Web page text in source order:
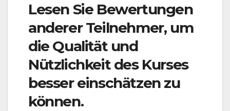
Lesen Sie Bewertungen
anderer Teilnehmer, um
die Qualität und
Nützlichkeit des Kurses
besser einschätzen zu
können.